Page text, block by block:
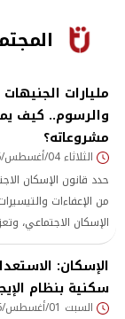
مليارات
والرسوم.. كيف
مشروعاته؟
الثلاثاء 04/أغسطس/2026 - 11:29 م
حدد قانون الإسكان
من الإعفاءات
الإسكان الاجتماعي،
ودعم التمويل
سكنية بنظام
السبت 01/أغسطس/2026 - 12:38 م